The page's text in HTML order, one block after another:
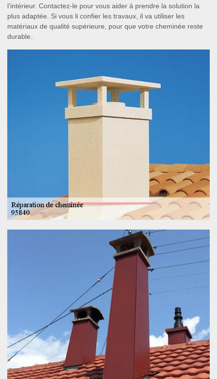
l’intérieur. Contactez-le pour vous aider à prendre la solution la
plus adaptée. Si vous li confier les travaux, il va utiliser les
matériaux de qualité supérieure, pour que votre cheminée reste
durable..